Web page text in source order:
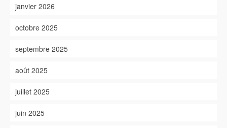
janvier 2026
octobre 2025
septembre 2025
août 2025
juillet 2025
juin 2025